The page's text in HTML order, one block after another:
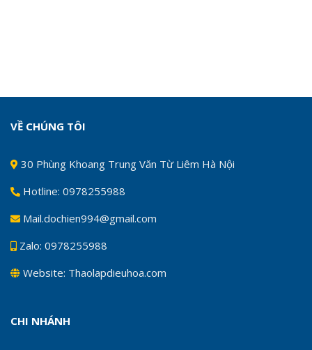
VỀ CHÚNG TÔI
30 Phùng Khoang Trung Văn Từ Liêm Hà Nội
Hotline: 0978255988
Mail.dochien994@gmail.com
Zalo: 0978255988
Website: Thaolapdieuhoa.com
CHI NHÁNH